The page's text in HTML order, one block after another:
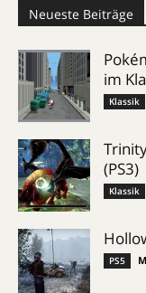
Neueste Beiträge
im
Klassik
(PS3)
Klassik
PS5